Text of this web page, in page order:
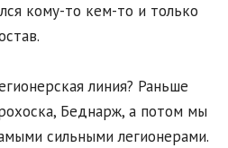
кому-то кем-то и только
линия? Раньше
Беднарж, а потом мы
сильными легионерами.